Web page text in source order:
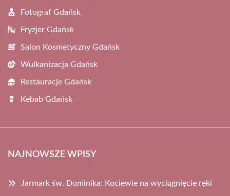
Fotograf Gdańsk
Fryzjer Gdańsk
Salon Kosmetyczny Gdańsk
Wulkanizacja Gdańsk
Restauracje Gdańsk
Kebab Gdańsk
NAJNOWSZE WPISY
Jarmark św. Dominika: Kociewie na wyciągnięcie ręki